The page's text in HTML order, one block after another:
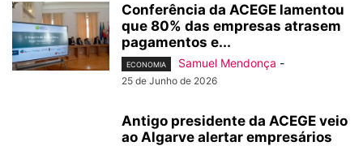
Conferência da ACEGE lamentou
que 80% das empresas atrasem
pagamentos e...
ECONOMIA Samuel Mendonça -
25 de Junho de 2026
Antigo presidente da ACEGE veio
ao Algarve alertar empresários